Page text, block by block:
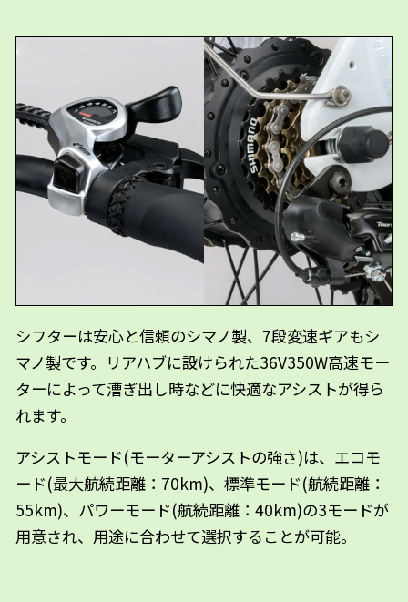
シフターは安心と信頼のシマノ製、7段変速ギアもシ
マノ製です。リアハブに設けられた36V350W高速モー
ターによって漕ぎ出し時などに快適なアシストが得ら
れます。
アシストモード(モーターアシストの強さ)は、エコモ
ード(最大航続距離：70km)、標準モード(航続距離：
55km)、パワーモード(航続距離：40km)の3モードが
用意され、用途に合わせて選択することが可能。